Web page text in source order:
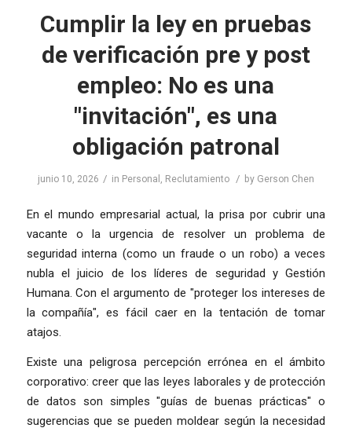
Cumplir la ley en pruebas
de verificación pre y post
empleo: No es una
"invitación", es una
obligación patronal
junio 10, 2026 / in Personal Reclutamiento / by Gerson Chen
En el mundo empresarial actual, la prisa por cubrir una
vacante o la urgencia de resolver un problema de
seguridad interna (como un fraude o un robo) a veces
nubla el juicio de los líderes de seguridad y Gestión
Humana. Con el argumento de "proteger los intereses de
la compañía", es fácil caer en la tentación de tomar
atajos.
Existe una peligrosa percepción errónea en el ámbito
corporativo: creer que las leyes laborales y de protección
de datos son simples "guías de buenas prácticas" o
sugerencias que se pueden moldear según la necesidad